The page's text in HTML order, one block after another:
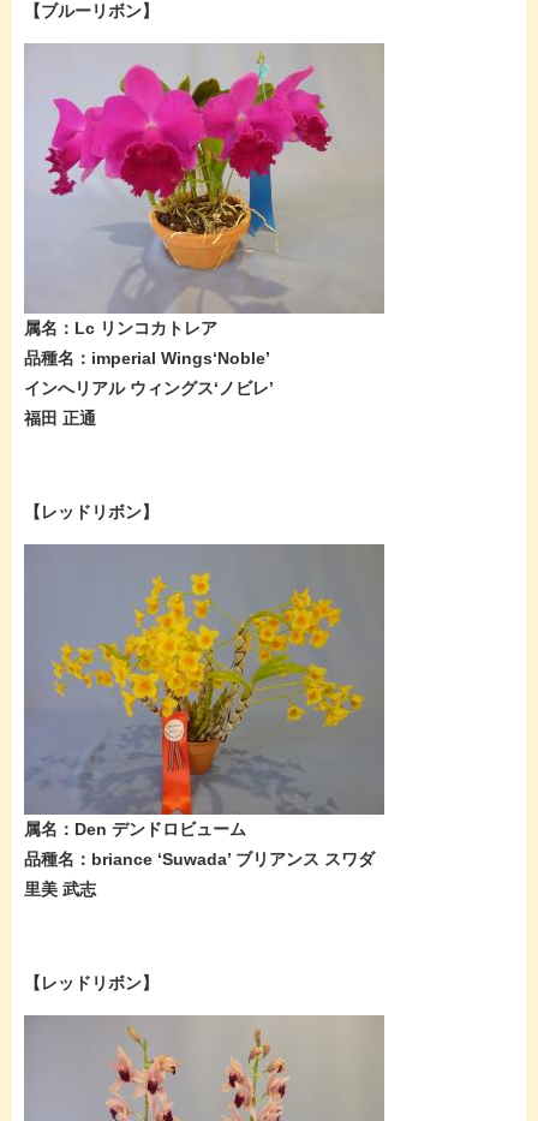
【ブルーリボン】
属名：Lc リンコカトレア
品種名：imperial Wings‘Noble’
インへリアル ウィングス‘ノビレ’
福田 正通
【レッドリボン】
​属名：Den デンドロビューム
品種名：briance ‘Suwada’ ブリアンス スワダ
里美 武志
【レッドリボン】